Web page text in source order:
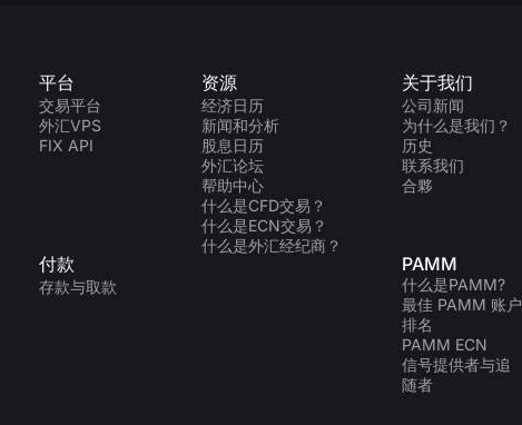
平台
交易平台
外汇VPS
FIX API
付款
存款与取款
资源
经济日历
新闻和分析
股息日历
外汇论坛
帮助中心
什么是CFD交易？
什么是ECN交易？
什么是外汇经纪商？
关于我们
公司新闻
为什么是我们？
历史
联系我们
合夥
PAMM
什么是PAMM?
最佳 PAMM 账户
排名
PAMM ECN
信号提供者与追
随者